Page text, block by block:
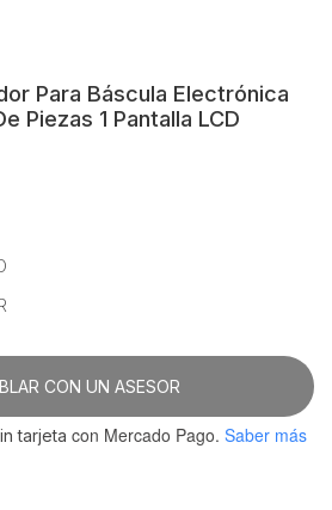
Para Báscula Electrónica
Piezas 1 Pantalla LCD
CON UN ASESOR
tarjeta con Mercado Pago. Saber más